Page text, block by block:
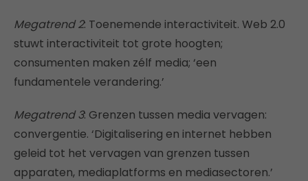
Megatrend 2: Toenemende interactiviteit. Web 2.0
stuwt interactiviteit tot grote hoogten;
consumenten maken zélf media; ‘een
fundamentele verandering.’
Megatrend 3: Grenzen tussen media vervagen:
convergentie. ‘Digitalisering en internet hebben
geleid tot het vervagen van grenzen tussen
apparaten, mediaplatforms en mediasectoren.’